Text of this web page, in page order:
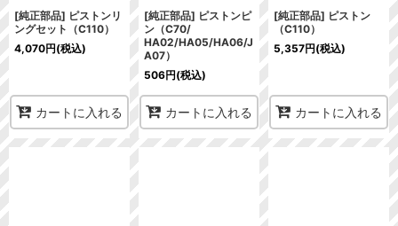
[純正部品] ピストンリ
ングセット（C110）
4,070円(税込)
カートに入れる
[純正部品] ピストンピ
ン（C70/
HA02/HA05/HA06/J
A07）
506円(税込)
カートに入れる
[純正部品] ピストン
（C110）
5,357円(税込)
カートに入れる